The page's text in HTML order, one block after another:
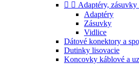
  Adaptéry,
Adaptéry
Zásuvky
Vidlice
Dátové konektory a
Dutinky lisovacie
Koncovky káblové a